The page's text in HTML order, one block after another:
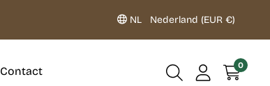
NL Nederland (EUR €)
Contact 0